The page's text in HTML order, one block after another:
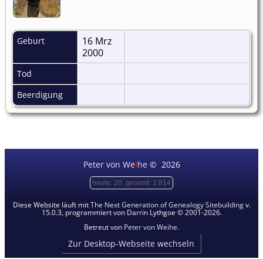
Geburt
16 Mrz
2000
Tod
Beerdigung
Peter von Weihe © 2026
heute: 20, gesamt: 2.814
Diese Website läuft mitThe Next Generation of Genealogy Sitebuildingv.
15.0.3, programmiert von Darrin Lythgoe © 2001-2026.
Betreut von Peter von Weihe.
Zur Desktop-Webseite wechseln